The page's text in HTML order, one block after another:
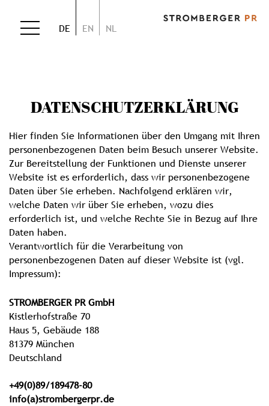
DE EN NL
DATENSCHUTZERKLÄRUNG
Hier finden Sie Informationen über den Umgang mit Ihren
personenbezogenen Daten beim Besuch unserer Website.
Zur Bereitstellung der Funktionen und Dienste unserer
Website ist es erforderlich, dass wir personenbezogene
Daten über Sie erheben. Nachfolgend erklären wir,
welche Daten wir über Sie erheben, wozu dies
erforderlich ist, und welche Rechte Sie in Bezug auf Ihre
Daten haben.
Verantwortlich für die Verarbeitung von
personenbezogenen Daten auf dieser Website ist (vgl.
Impressum):
STROMBERGER PR GmbH
Kistlerhofstraße 70
Haus 5, Gebäude 188
81379 München
Deutschland
+49(0)89/189478-80
info(a)strombergerpr.de